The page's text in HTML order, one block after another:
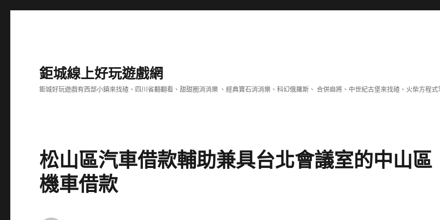
鉅城線上好玩遊戲網
鉅城好玩遊戲有西部小鎮來找碴、四川省翻翻看、甜甜圈消消樂 、經典寶石消消樂、科幻俄羅斯、 合併麻將、中世紀古堡來找碴、火柴方程式
松山區汽車借款輔助兼具台北會議室的中山區
機車借款